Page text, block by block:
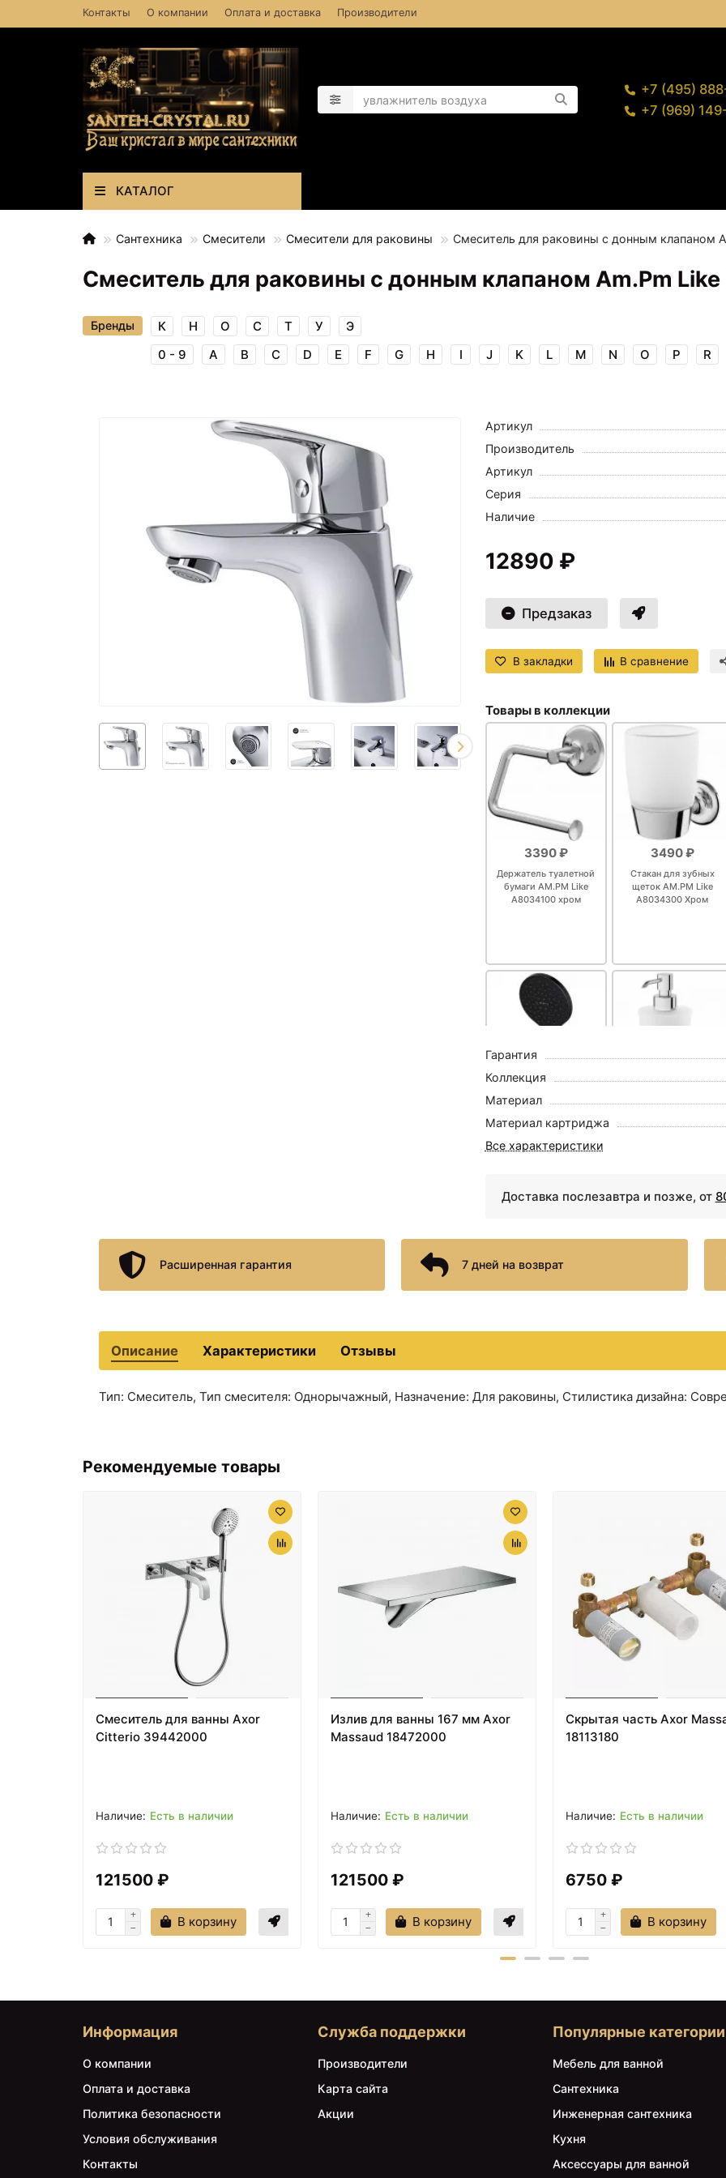
Контакты О компании Оплата и доставка Производители
+7 (495)
+7 (969)
КАТАЛОГ
Сантехника Смесители Смесители для раковины Смеситель для раковины с донным клапаном
Смеситель для раковины с донным клапаном Am.Pm Like
Бренды
0 - 9 A B C D E F G H I J K L M N O P R
К Н О С Т У Э
Артикул
Производитель
Артикул
Серия
Наличие
12890 ₽
Предзаказ
В закладки В сравнение
Товары в коллекции
3390 ₽
Держатель туалетной
бумаги AM.PM Like
A8034100 хром
3490 ₽
Стакан для зубных
щеток AM.PM Like
A8034300 Хром
4390 ₽
Ручной душ AM.PM Like
матовый
4490 ₽
Душевой гарнитур
Черный матовый
Смеситель для кухни
Хром
Ершик для унитаза
AM.PM Like A8033400
7090 ₽
Душевой гарнитур
AM.PM Like F0180064
Хром
7490 ₽
раковины Am.Pm Like
7890 ₽
Панель фронтальная 170
170-070W-P
Смеситель для душа
Гарантия
Коллекция
Материал
Материал картриджа
Все характеристики
Доставка послезавтра и позже, от
Расширенная гарантия 7 дней на возврат
Описание Характеристики Отзывы
Тип: Смеситель, Тип смесителя: Однорычажный, Назначение: Для раковины, Стилистика дизайна:
Рекомендуемые товары
Смеситель для ванны Axor
Citterio 39442000
Есть в наличии
121500 ₽
В корзину
Излив для ванны 167 мм Axor
Massaud 18472000
Есть в наличии
121500 ₽
В корзину
Скрытая часть Axor
18113180
Есть в наличии
6750 ₽
В корзину
Информация
О компании
Оплата и доставка
Политика безопасности
Условия обслуживания
Контакты
Служба поддержки
Производители
Карта сайта
Акции
Популярные категории
Мебель для ванной
Сантехника
Инженерная сантехника
Кухня
Аксессуары для ванной